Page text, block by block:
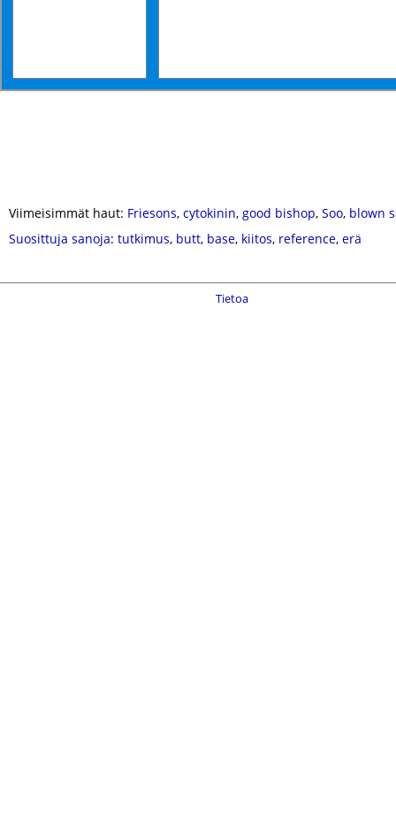
Viimeisimmät haut: Friesons, cytokinin, good bishop, Soo, blown
Suosittuja sanoja: tutkimus, butt, base, kiitos, reference, erä
Tietoa